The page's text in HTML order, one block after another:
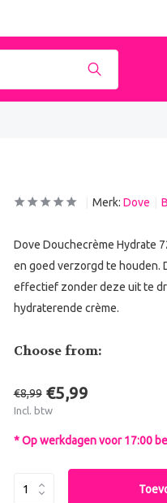
Merk: Dove
Dove Douchecrème Hydrate
en goed verzorgd te houden.
effectief zonder deze uit te
hydraterende crème.
Choose from:
€8,99 €5,99
Incl. btw
* Op werkdagen voor 17:00